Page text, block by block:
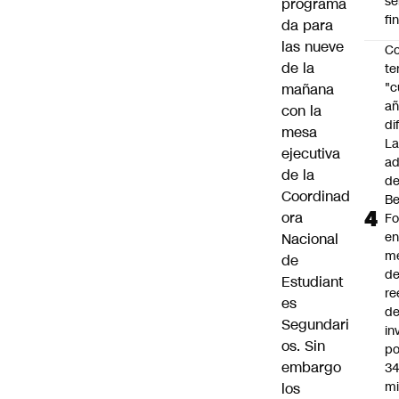
programa
da para
las nueve
de la
mañana
con la
mesa
ejecutiva
de la
Coordinad
ora
Nacional
de
Estudiant
es
Segundari
os. Sin
embargo
los
La
de
en
de
de